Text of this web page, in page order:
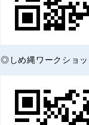
◎しめ縄ワークショッ